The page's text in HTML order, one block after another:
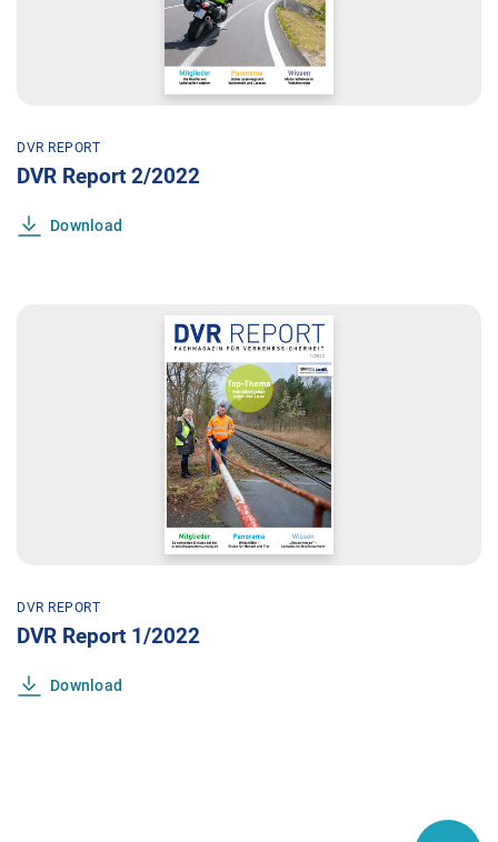
DVR REPORT
DVR Report 2/2022
Download
DVR REPORT
DVR Report 1/2022
Download